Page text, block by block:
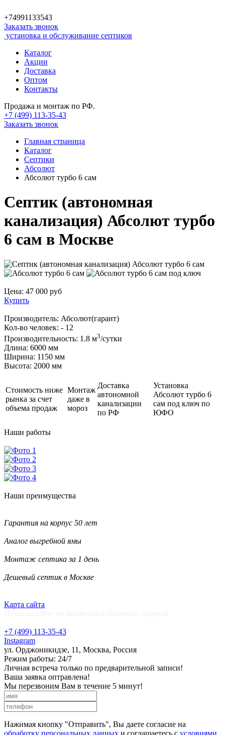
+74991133543
Заказать звонок
установка и обслуживание септиков
Каталог
Акции
Доставка
Оптом
Контакты
Продажа и монтаж по РФ.
+7 (499) 113-35-43
Заказать звонок
Главная страница
Каталог
Септики
Абсолют
Абсолют турбо 6 сам
Септик (автономная
канализация) Абсолют турбо
6 сам в Москве
Цена: 47 000 руб
Купить
Производитель: Абсолют(гарант)
Кол-во человек: - 12
Производительность: 1.8 м3/сутки
Длина: 6000 мм
Ширина: 1150 мм
Высота: 2000 мм
Стоимость ниже
рынка за счет
объема продаж
Монтаж
даже в
мороз
Доставка
автономной
канализации
по РФ
Установка
Абсолют турбо 6
сам под ключ по
ЮФО
Наши работы
Наши преимущества
Гарантия на корпус 50 лет
Аналог выгребной ямы
Монтаж септика за 1 день
Дешевый септик в Москве
Карта сайта
+7 (499) 113-35-43
Instagram
ул. Орджоникидзе, 11, Москва, Россия
Режим работы: 24/7
Личная встреча только по предварительной записи!
Ваша заявка оптравлена!
Мы перезвоним Вам в течение 5 минут!
Нажимая кнопку "Отправить", Вы даете согласие на